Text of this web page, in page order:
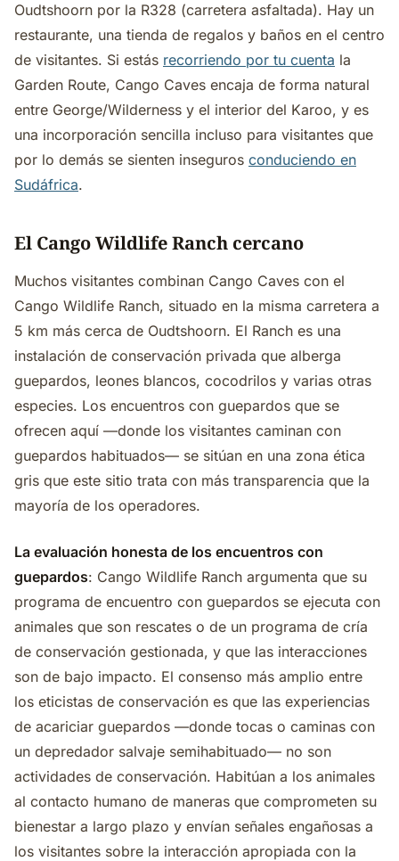
Oudtshoorn por la R328 (carretera asfaltada). Hay un
restaurante, una tienda de regalos y baños en el centro
de visitantes. Si estás recorriendo por tu cuenta la
Garden Route, Cango Caves encaja de forma natural
entre George/Wilderness y el interior del Karoo, y es
una incorporación sencilla incluso para visitantes que
por lo demás se sienten inseguros conduciendo en
Sudáfrica.
El Cango Wildlife Ranch cercano
Muchos visitantes combinan Cango Caves con el
Cango Wildlife Ranch, situado en la misma carretera a
5 km más cerca de Oudtshoorn. El Ranch es una
instalación de conservación privada que alberga
guepardos, leones blancos, cocodrilos y varias otras
especies. Los encuentros con guepardos que se
ofrecen aquí —donde los visitantes caminan con
guepardos habituados— se sitúan en una zona ética
gris que este sitio trata con más transparencia que la
mayoría de los operadores.
La evaluación honesta de los encuentros con
guepardos: Cango Wildlife Ranch argumenta que su
programa de encuentro con guepardos se ejecuta con
animales que son rescates o de un programa de cría
de conservación gestionada, y que las interacciones
son de bajo impacto. El consenso más amplio entre
los eticistas de conservación es que las experiencias
de acariciar guepardos —donde tocas o caminas con
un depredador salvaje semihabituado— no son
actividades de conservación. Habitúan a los animales
al contacto humano de maneras que comprometen su
bienestar a largo plazo y envían señales engañosas a
los visitantes sobre la interacción apropiada con la